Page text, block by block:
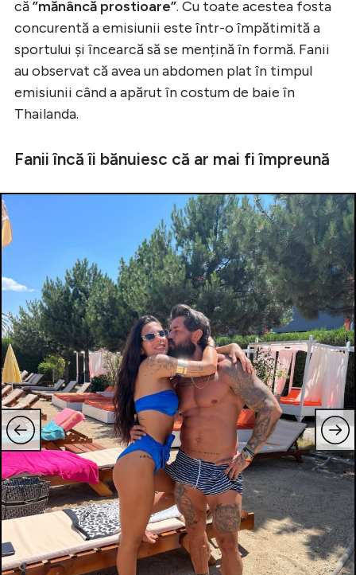
că”mănâncă prostioare”. Cu toate acestea fosta
concurentă a emisiunii este într-o împătimită a
sportului și încearcă să se mențină în formă. Fanii
au observat că avea un abdomen plat în timpul
emisiunii când a apărut în costum de baie în
Thailanda.
Fanii încă îi bănuiesc că ar mai fi împreună